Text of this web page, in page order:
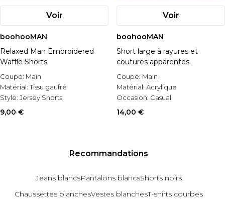
Voir
boohooMAN
Relaxed Man Embroidered
Waffle Shorts
Coupe: Main
Matérial:Tissu gaufré
Style: Jersey Shorts
9,00 €
Voir
boohooMAN
Short large à rayures et
coutures apparentes
Coupe: Main
Matérial: Acrylique
Occasion: Casual
14,00 €
Recommandations
Jeans blancsPantalons blancsShorts noirs
Chaussettes blanchesVestes blanchesT-shirts courbes